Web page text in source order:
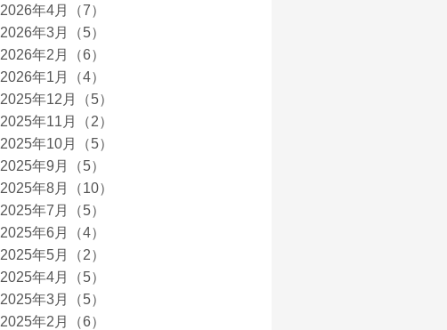
2026年4月（7）
2026年3月（5）
2026年2月（6）
2026年1月（4）
2025年12月（5）
2025年11月（2）
2025年10月（5）
2025年9月（5）
2025年8月（10）
2025年7月（5）
2025年6月（4）
2025年5月（2）
2025年4月（5）
2025年3月（5）
2025年2月（6）